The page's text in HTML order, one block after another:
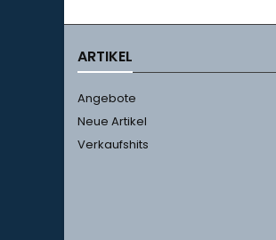
ARTIKEL
Angebote
Neue Artikel
Verkaufshits